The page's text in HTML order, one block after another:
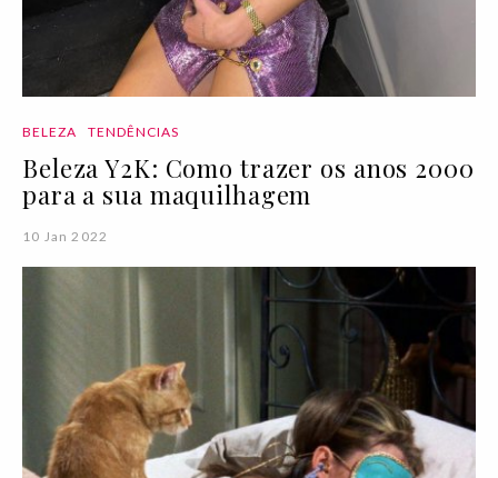
BELEZA TENDÊNCIAS
Beleza Y2K: Como trazer os anos 2000
para a sua maquilhagem
10 Jan 2022